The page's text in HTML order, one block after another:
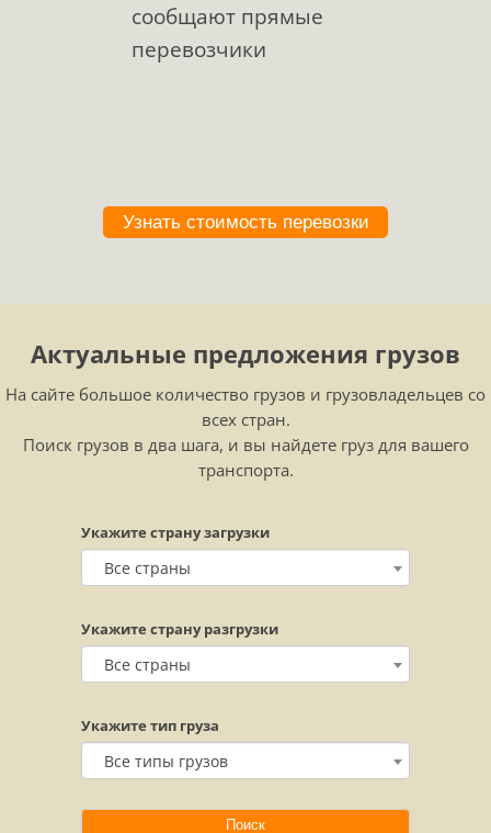
сообщают прямые
перевозчики
Узнать стоимость перевозки
Актуальные предложения грузов
На сайте большое количество грузов и грузовладельцев со
всех стран.
Поиск грузов в два шага, и вы найдете груз для вашего
транспорта.
Укажите страну загрузки
Все страны
Укажите страну разгрузки
Все страны
Укажите тип груза
Все типы грузов